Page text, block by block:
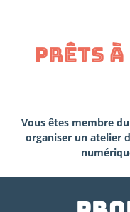
Prêts à
Vous êtes membre
organiser un atelier